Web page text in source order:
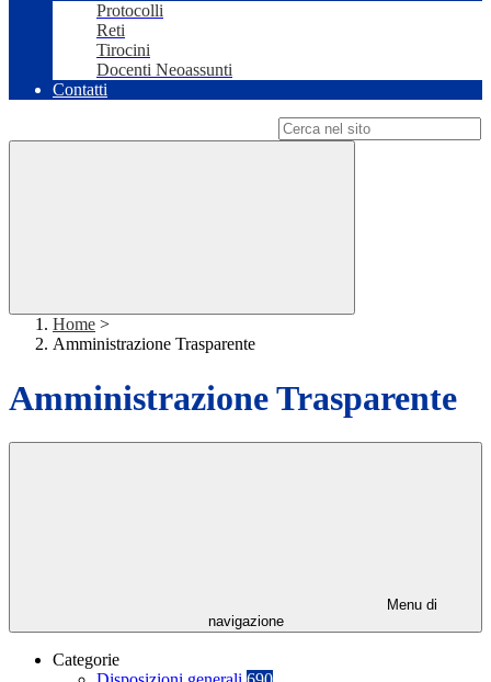
Protocolli
Reti
Tirocini
Docenti Neoassunti
Contatti
Home >
Amministrazione Trasparente
Amministrazione Trasparente
Menu di
navigazione
Categorie